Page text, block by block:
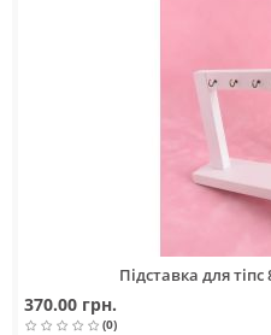
Підставка для тіпс
370.00 грн.
(0)